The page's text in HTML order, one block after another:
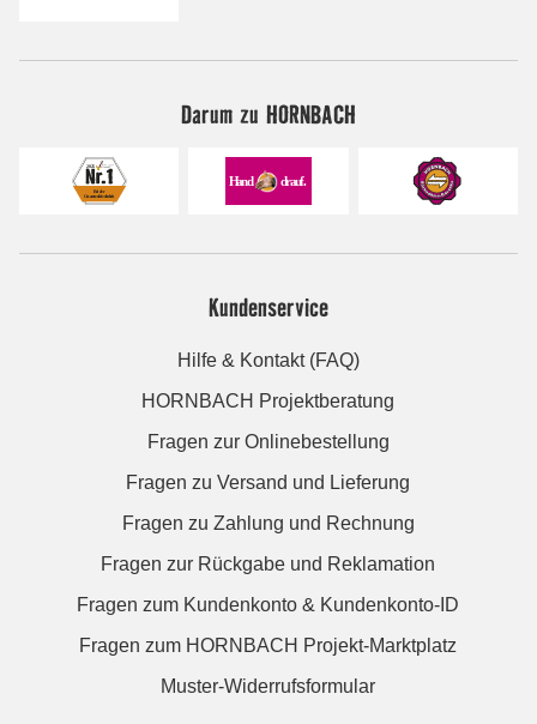
Darum zu HORNBACH
Kundenservice
Hilfe & Kontakt (FAQ)
HORNBACH Projektberatung
Fragen zur Onlinebestellung
Fragen zu Versand und Lieferung
Fragen zu Zahlung und Rechnung
Fragen zur Rückgabe und Reklamation
Fragen zum Kundenkonto & Kundenkonto-ID
Fragen zum HORNBACH Projekt-Marktplatz
Muster-Widerrufsformular